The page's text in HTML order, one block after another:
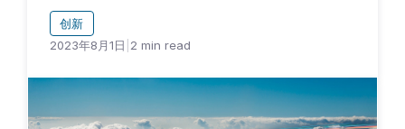
创新
2023年8月1日 2 min read